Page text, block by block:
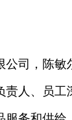
公司，陈
责人、员工